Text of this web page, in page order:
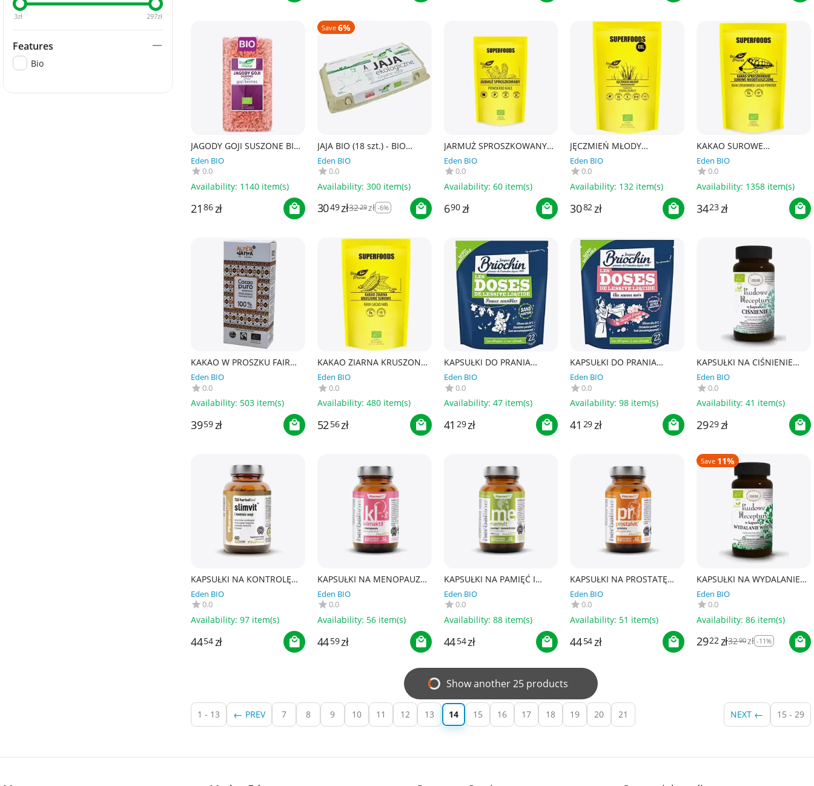
JAGODY GOJI SUSZONE BIO
250 g - BIO PLANET
Eden BIO
0.0
Availability: 1140 item(s)
21 86 zł
Save 6%
JAJA BIO (18 szt.) - BIO
PLANET
Eden BIO
0.0
Availability: 300 item(s)
3049zł3229zł -6%
JARMUŻ SPROSZKOWANY
BIO 125 g - BIO PLANET
SUPERFOODS
Eden BIO
0.0
Availability: 60 item(s)
690 zł
JĘCZMIEŃ MŁODY
SPROSZKOWANY BIO 400 g
- BIO PLANET SUPERFOODS
Eden BIO
0.0
Availability: 132 item(s)
3082 zł
KAKAO SUROWE
SPROSZKOWANE BIO 150 g
- BIO PLANET SUPERFOODS
Eden BIO
0.0
Availability: 1358 item(s)
3423 zł
KAKAO W PROSZKU FAIR
TRADE BEZGLUTENOWE BIO
150 g - ALTERNATIVA3
Eden BIO
0.0
Availability: 503 item(s)
3959zł
KAKAO ZIARNA KRUSZONE
SUROWE BIO 250 g - BIO
PLANET SUPERFOODS
Eden BIO
0.0
Availability: 480 item(s)
5256zł
KAPSUŁKI DO PRANIA
BEZZAPACHOWE DLA
SKÓRY WRAŻLIWEJ (22 szt.) -
BRIOCHIN
Eden BIO
0.0
Availability: 47 item(s)
41 29zł
KAPSUŁKI DO PRANIA
UNIWERSALNE KWIATOWE
NA BAZIE SZAREGO MYDŁA
(22 szt.) - BRIOCHIN
Eden BIO
0.0
Availability: 98 item(s)
41 29zł
KAPSUŁKI NA CIŚNIENIE
KRWI BIO (60 szt.) 27 g -
MIR-LEK (LUDOWE
RECEPTURY)
Eden BIO
0.0
Availability: 41 item(s)
2929zł
KAPSUŁKI NA KONTROLĘ
WAGI (SLIMVIT)
BEZGLUTENOWE 60 szt. -
PHARMOVIT (HERBALLINE)
Eden BIO
0.0
Availability: 97 item(s)
4454 zł
KAPSUŁKI NA MENOPAUZĘ
(KLIMAKTIL)
BEZGLUTENOWE 60 szt. -
PHARMOVIT (HERBALLINE)
Eden BIO
0.0
Availability: 56 item(s)
4459 zł
KAPSUŁKI NA PAMIĘĆ I
KONCENTRACJĘ (MEMVIT)
BEZGLUTENOWE 60 szt. -
PHARMOVIT (HERBALLINE)
Eden BIO
0.0
Availability: 88 item(s)
4454 zł
KAPSUŁKI NA PROSTATĘ
(PROSTALVIT)
BEZGLUTENOWE 60 szt. -
PHARMOVIT (HERBALLINE)
Eden BIO
0.0
Availability: 51 item(s)
4454 zł
Save 11%
KAPSUŁKI NA WYDALANIE
WODY BIO (60 szt.) 30,6 g -
MIR-LEK (LUDOWE
RECEPTURY)
Eden BIO
0.0
Availability: 86 item(s)
2922zł3290zł -11%
Show another 25 products
1 - 13 PREV 7 8 9 10 11 12 13 14 15 16 17 18 19 20 21 NEXT 15 - 29
3zł 297zł
Features
Bio